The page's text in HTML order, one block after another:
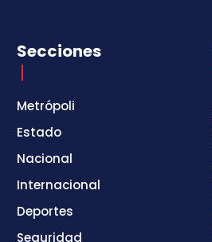
Secciones
Metrópoli
Estado
Nacional
Internacional
Deportes
Seguridad